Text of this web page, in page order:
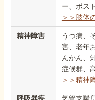
ー、ポス
＞＞肢体
精神障害
うつ病、
害、老年
んかん、
症候群、
＞＞精神
呼吸器疾 気管支喘